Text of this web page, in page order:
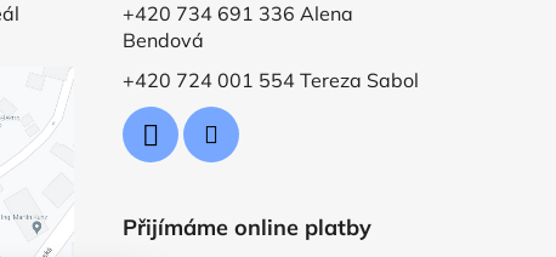
+420 734 691 336 Alena
Bendová
+420 724 001 554 Tereza Sabol
Přijímáme online platby